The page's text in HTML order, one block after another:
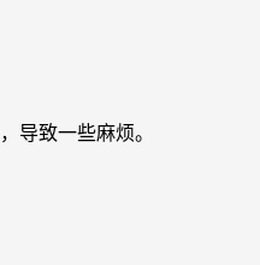
导致一些麻烦。